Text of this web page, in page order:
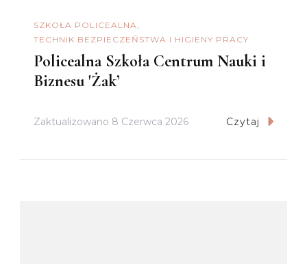
SZKOŁA POLICEALNA
TECHNIK BEZPIECZEŃSTWA I HIGIENY PRACY
Policealna Szkoła Centrum Nauki i
Biznesu 'Żak’
Zaktualizowano 8 Czerwca 2026 Czytaj